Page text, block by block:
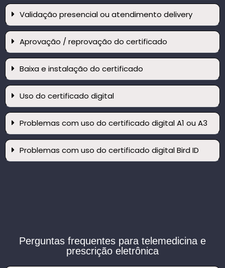
Validação presencial ou atendimento delivery
Aprovação / reprovação do certificado
Baixa e instalação do certificado
Uso do certificado digital
Problemas com uso do certificado digital A1 ou A3
Problemas com uso do certificado digital Bird ID
Perguntas frequentes para telemedicina e
prescrição eletrônica